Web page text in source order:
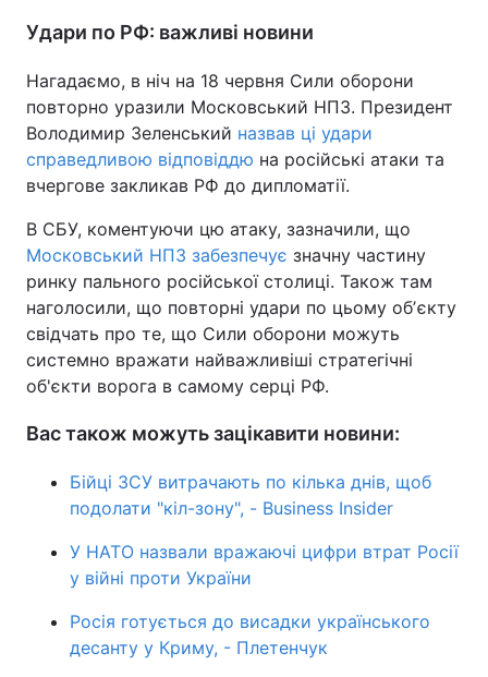
Удари по РФ: важливі новини
Нагадаємо, в ніч на 18 червня Сили оборони
повторно уразили Московський НПЗ. Президент
Володимир Зеленський назвав ці удари
справедливою відповіддю на російські атаки та
вчергове закликав РФ до дипломатії.
В СБУ, коментуючи цю атаку, зазначили, що
Московський НПЗ забезпечує значну частину
ринку пального російської столиці. Також там
наголосили, що повторні удари по цьому обʼєкту
свідчать про те, що Сили оборони можуть
системно вражати найважливіші стратегічні
об'єкти ворога в самому серці РФ.
Вас також можуть зацікавити новини:
Бійці ЗСУ витрачають по кілька днів, щоб
подолати "кіл-зону", - Business Insider
У НАТО назвали вражаючі цифри втрат Росії
у війні проти України
Росія готується до висадки українського
десанту у Криму, - Плетенчук